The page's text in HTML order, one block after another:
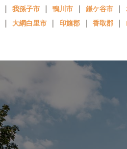
｜ 我孫子市 ｜ 鴨川市 ｜ 鎌ケ谷市 ｜
｜ 大網白里市 ｜ 印旛郡 ｜ 香取郡 ｜